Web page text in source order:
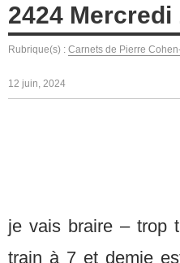
2424 Mercredi
Rubrique(s) : Carnets de Pierre
12 juin, 2024
je vais braire – trop
train à 7 et demie